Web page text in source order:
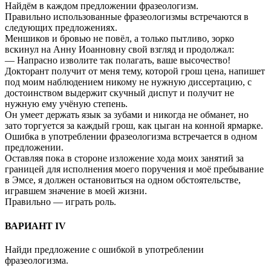
Найдём в каждом предложении фразеологизм.
Правильно использованные фразеологизмы встречаются в
следующих предложениях.
Меншиков и бровью не повёл, а только пытливо, зорко
вскинул на Анну Иоанновну свой взгляд и продолжал:
― Напрасно изволите так полагать, ваше высочество!
Докторант получит от меня тему, которой грош цена, напишет
под моим наблюдением никому не нужную диссертацию, с
достоинством выдержит скучный диспут и получит не
нужную ему учёную степень.
Он умеет держать язык за зубами и никогда не обманет, но
зато торгуется за каждый грош, как цыган на конной ярмарке.
Ошибка в употреблении фразеологизма встречается в одном
предложении.
Оставляя пока в стороне изложение хода моих занятий за
границей для исполнения моего поручения и моё пребывание
в Эмсе, я должен остановиться на одном обстоятельстве,
игравшем значение в моей жизни.
Правильно — играть роль.
ВАРИАНТ IV
Найди предложение с ошибкой в употреблении
фразеологизма.